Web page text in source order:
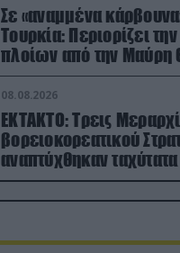
Σε «αναμμένα
Τουρκία: Περιορίζει
πλοίων από την Μαύρη
08.08.2026
ΕΚΤΑΚΤΟ: Τρεις
βορειοκορεατικού
αναπτύχθηκαν
Ρωσία